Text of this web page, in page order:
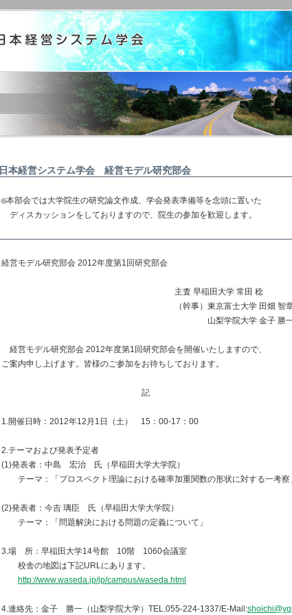
日本経営システム学会 経営モデル研究部会
◎本部会では大学院生の研究論文作成、学会発表準備等を念頭に置いた
ディスカッションをしておりますので、院生の参加を歓迎します。
経営モデル研究部会 2012年度第1回研究部会
主査 早稲田大学 常田 稔
（幹事）東京富士大学 田畑 智
山梨学院大学 金子 勝
経営モデル研究部会 2012年度第1回研究部会を開催いたしますので、
ご案内申し上げます。皆様のご参加をお待ちしております。
記
1.開催日時：2012年12月1日（土） 15：00-17：00
2.テーマおよび発表予定者
(1)発表者：中島 宏治 氏（早稲田大学大学院）
テーマ：「プロスペクト理論における確率加重関数の形状に対する一考察
(2)発表者：今吉 璃臣 氏（早稲田大学大学院）
テーマ：「問題解決における問題の定義について」
3.場 所：早稲田大学14号館 10階 1060会議室
校舎の地図は下記URLにあります。
http://www.waseda.jp/jp/campus/waseda.html
4.連絡先：金子 勝一（山梨学院大学）TEL.055-224-1337/E-Mail: